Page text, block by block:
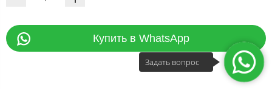
Купить в WhatsApp
Задать вопрос